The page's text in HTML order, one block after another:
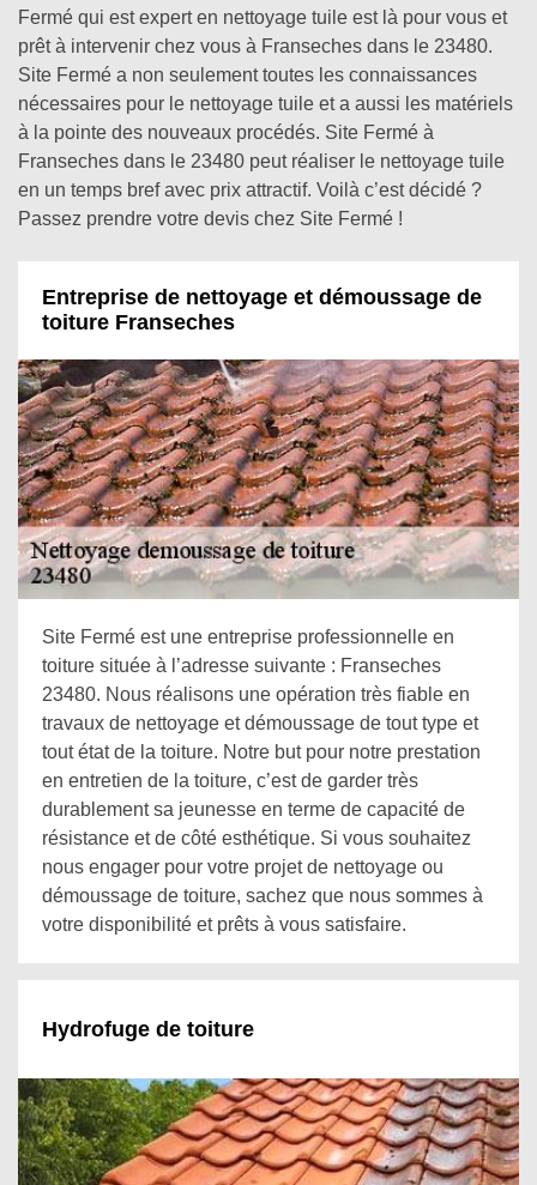
Fermé qui est expert en nettoyage tuile est là pour vous et
prêt à intervenir chez vous à Franseches dans le 23480.
Site Fermé a non seulement toutes les connaissances
nécessaires pour le nettoyage tuile et a aussi les matériels
à la pointe des nouveaux procédés. Site Fermé à
Franseches dans le 23480 peut réaliser le nettoyage tuile
en un temps bref avec prix attractif. Voilà c’est décidé ?
Passez prendre votre devis chez Site Fermé !
Entreprise de nettoyage et démoussage de
toiture Franseches
Site Fermé est une entreprise professionnelle en
toiture située à l’adresse suivante : Franseches
23480. Nous réalisons une opération très fiable en
travaux de nettoyage et démoussage de tout type et
tout état de la toiture. Notre but pour notre prestation
en entretien de la toiture, c’est de garder très
durablement sa jeunesse en terme de capacité de
résistance et de côté esthétique. Si vous souhaitez
nous engager pour votre projet de nettoyage ou
démoussage de toiture, sachez que nous sommes à
votre disponibilité et prêts à vous satisfaire.
Hydrofuge de toiture